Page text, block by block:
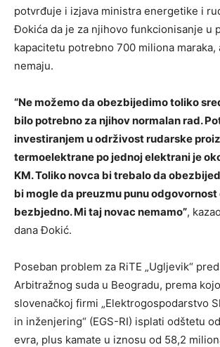
potvrđuje i izjava ministra energetike i
Đokića da je za njihovo funkcionisanje u
kapacitetu potrebno 700 miliona maraka,
nemaju.
“Ne možemo da obezbijedimo toliko
bilo potrebno za njihov normalan rad.
investiranjem u održivost rudarske
termoelektrane po jednoj elektrani je
KM. Toliko novca bi trebalo da
bi mogle da preuzmu punu
bezbjedno. Mi taj novac nemamo”,
dana Đokić.
Poseban problem za RiTE „Ugljevik“
Arbitražnog suda u Beogradu, prema
slovenačkoj firmi „Elektrogospodarstvo
in inženjering“ (EGS-RI) isplati odštetu
evra, plus kamate u iznosu od 58,2